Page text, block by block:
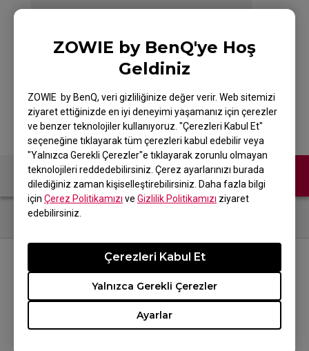
ZOWIE by BenQ'ye Hoş
Geldiniz
ZOWIE by BenQ, veri gizliliğinize değer verir. Web sitemizi
ziyaret ettiğinizde en iyi deneyimi yaşamanız için çerezler
ve benzer teknolojiler kullanıyoruz. "Çerezleri Kabul Et"
seçeneğine tıklayarak tüm çerezleri kabul edebilir veya
"Yalnızca Gerekli Çerezler"e tıklayarak zorunlu olmayan
teknolojileri reddedebilirsiniz. Çerez ayarlarınızı burada
dilediğiniz zaman kişiselleştirebilirsiniz. Daha fazla bilgi
için Çerez Politikamızı ve Gizlilik Politikamızı ziyaret
edebilirsiniz.
Ayarlar
Yalnızca Gerekli Çerezler
Çerezleri Kabul Et
CAMADE
Bize Ulaşın
BİZİ TAKİP EDİN